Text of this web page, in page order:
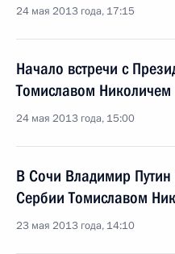
24 мая 2013 года, 17:15
Начало встречи с
Томиславом Николичем
24 мая 2013 года, 15:00
В Сочи Владимир Путин
Сербии Томиславом
23 мая 2013 года, 14:10